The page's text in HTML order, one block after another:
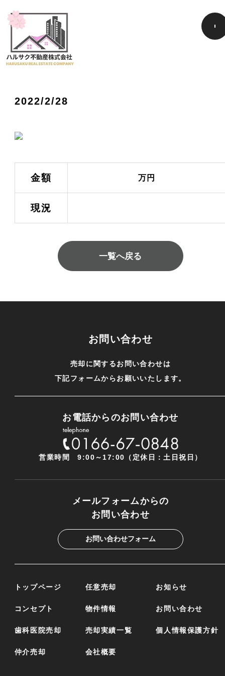
2022/2/28
金額 万円
現況
一覧へ戻る
お問い合わせ
売却に関するお問い合わせは
下記フォームからお願いいたします。
お電話からのお問い合わせ
営業時間 9:00～17:00（定休日：土日祝日）
メールフォームからの
お問い合わせ
お問い合わせフォーム
トップページ 任意売却 お知らせ
コンセプト 物件情報 お問い合わせ
歯科医院売却 売却実績一覧 個人情報保護方針
仲介売却 会社概要